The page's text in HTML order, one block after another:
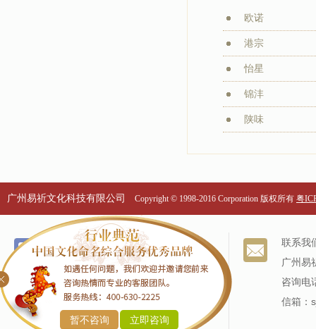
欧诺
港宗
怡星
锦沣
陕味
广州易祈文化科技有限公司 Copyright © 1998-2016 Corporation 版权所有 粤
暂不咨询 立即咨询
个名服务
改名服务
商标命名
产品命名
企业命名
关于我们
我们的历史
专家阵容
联系我
广州易
咨询电
信箱：